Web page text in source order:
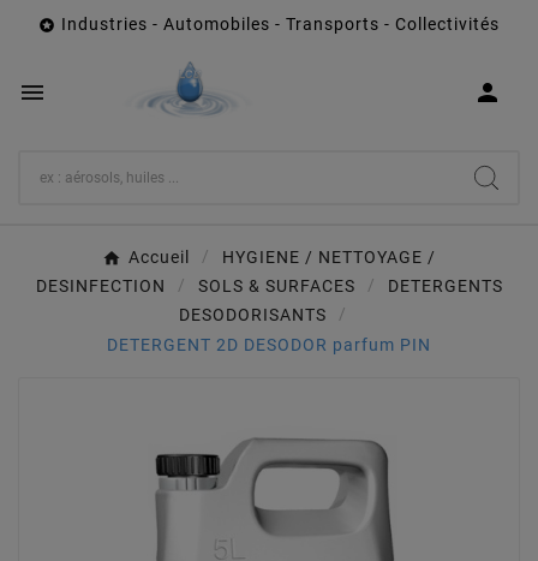
 Industries - Automobiles - Transports - Collectivités
 
Accueil
HYGIENE / NETTOYAGE /
DESINFECTION
SOLS & SURFACES
DETERGENTS
DESODORISANTS
DETERGENT 2D DESODOR parfum PIN